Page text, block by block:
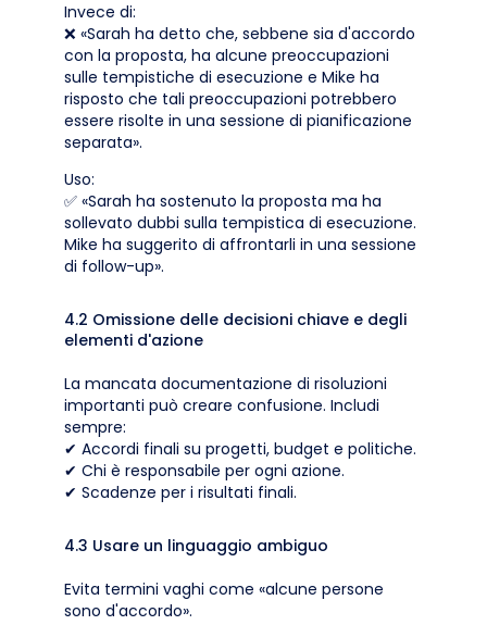
Invece di:
❌ «Sarah ha detto che, sebbene sia d'accordo
con la proposta, ha alcune preoccupazioni
sulle tempistiche di esecuzione e Mike ha
risposto che tali preoccupazioni potrebbero
essere risolte in una sessione di pianificazione
separata».
Uso:
✅ «Sarah ha sostenuto la proposta ma ha
sollevato dubbi sulla tempistica di esecuzione.
Mike ha suggerito di affrontarli in una sessione
di follow-up».
4.2 Omissione delle decisioni chiave e degli
elementi d'azione
La mancata documentazione di risoluzioni
importanti può creare confusione. Includi
sempre:
✔ Accordi finali su progetti, budget e politiche.
✔ Chi è responsabile per ogni azione.
✔ Scadenze per i risultati finali.
4.3 Usare un linguaggio ambiguo
Evita termini vaghi come «alcune persone
sono d'accordo».